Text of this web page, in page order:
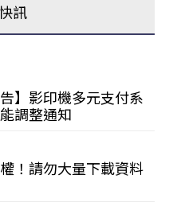
訊
告】影印機多元支付系
調整通知
！請勿大量下載資料